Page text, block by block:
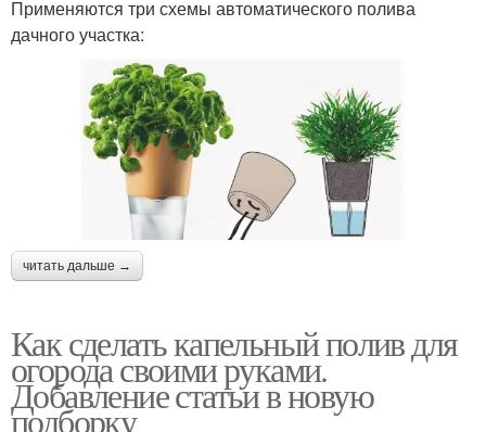
Применяются три схемы автоматического полива
дачного участка:
читать дальше →
Как сделать капельный полив для
огорода своими руками.
Добавление статьи в новую
подборку